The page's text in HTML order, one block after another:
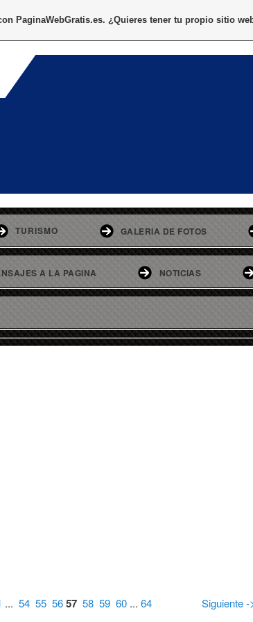
TURISMO GALERIA DE FOTOS
A LA PAGINA NOTICIAS
... 54 55 5657 58 59 60 ... 64 Siguiente -
PaginaWebGratis.es. ¿Quieres tener tu propio sitio